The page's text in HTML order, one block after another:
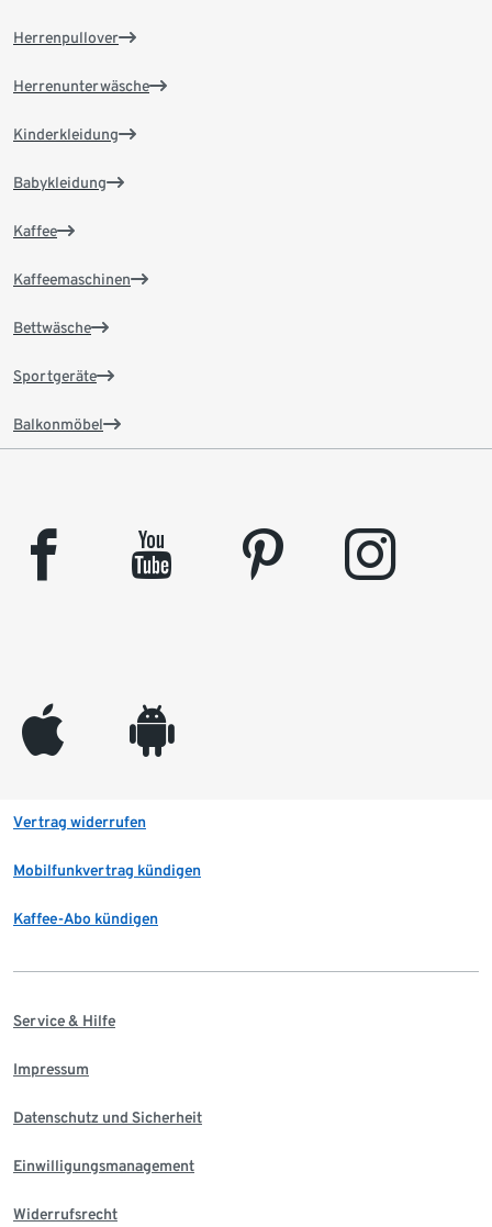
Herrenpullover
Herrenunterwäsche
Kinderkleidung
Babykleidung
Kaffee
Kaffeemaschinen
Bettwäsche
Sportgeräte
Balkonmöbel
facebook youtube pinterest instagram
appleinc android
Vertrag widerrufen
Mobilfunkvertrag kündigen
Kaffee-Abo kündigen
Service & Hilfe
Impressum
Datenschutz und Sicherheit
Einwilligungsmanagement
Widerrufsrecht